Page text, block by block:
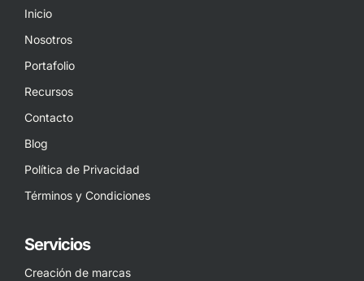
Inicio
Nosotros
Portafolio
Recursos
Contacto
Blog
Política de Privacidad
Términos y Condiciones
Servicios
Creación de marcas